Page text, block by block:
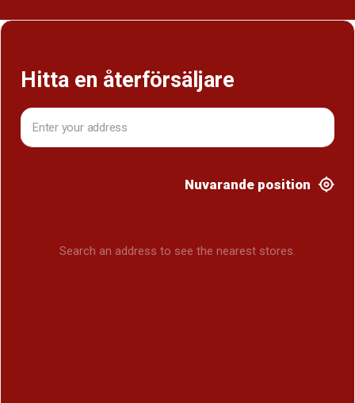
Hitta en återförsäljare
Nuvarande position
Search an address to see the nearest stores.